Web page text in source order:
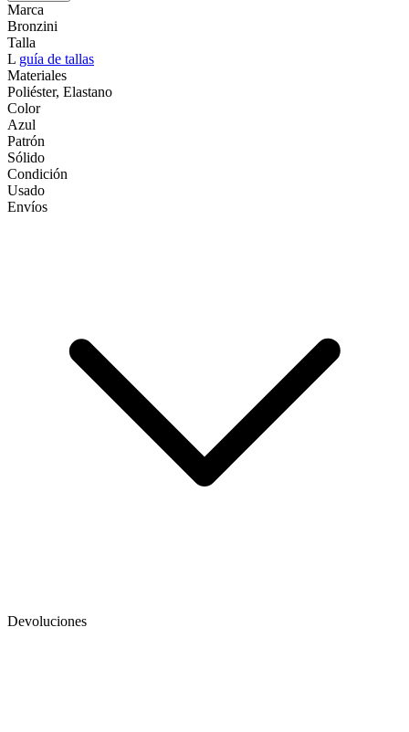
Marca
Bronzini
Talla
L guía de tallas
Materiales
Poliéster, Elastano
Color
Azul
Patrón
Sólido
Condición
Usado
Envíos
Devoluciones